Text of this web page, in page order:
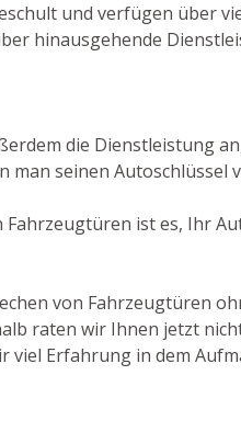
und verfügen über
hinausgehende
die Dienstleistung
man seinen
ist es, Ihr
von Fahrzeugtüren
raten wir Ihnen jetzt
viel Erfahrung in dem